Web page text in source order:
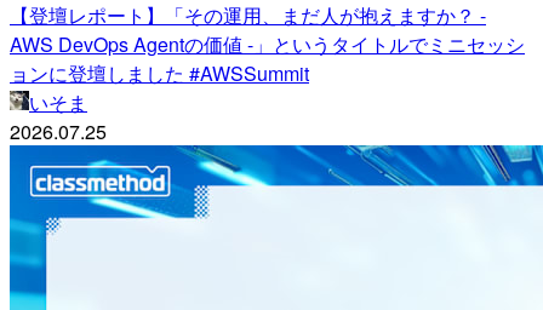
【登壇レポート】「その運用、まだ人が抱えますか？ -
AWS DevOps Agentの価値 -」というタイトルでミニセッシ
ョンに登壇しました #AWSSummit
いそま
2026.07.25